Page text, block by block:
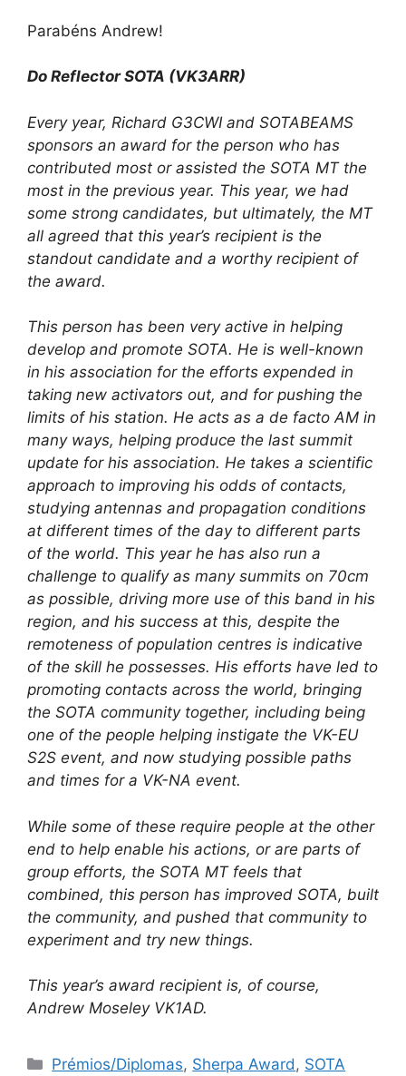
Parabéns Andrew!
Do Reflector SOTA (VK3ARR)
Every year, Richard G3CWI and SOTABEAMS
sponsors an award for the person who has
contributed most or assisted the SOTA MT the
most in the previous year. This year, we had
some strong candidates, but ultimately, the MT
all agreed that this year’s recipient is the
standout candidate and a worthy recipient of
the award.
This person has been very active in helping
develop and promote SOTA. He is well-known
in his association for the efforts expended in
taking new activators out, and for pushing the
limits of his station. He acts as a de facto AM in
many ways, helping produce the last summit
update for his association. He takes a scientific
approach to improving his odds of contacts,
studying antennas and propagation conditions
at different times of the day to different parts
of the world. This year he has also run a
challenge to qualify as many summits on 70cm
as possible, driving more use of this band in his
region, and his success at this, despite the
remoteness of population centres is indicative
of the skill he possesses. His efforts have led to
promoting contacts across the world, bringing
the SOTA community together, including being
one of the people helping instigate the VK-EU
S2S event, and now studying possible paths
and times for a VK-NA event.
While some of these require people at the other
end to help enable his actions, or are parts of
group efforts, the SOTA MT feels that
combined, this person has improved SOTA, built
the community, and pushed that community to
experiment and try new things.
This year’s award recipient is, of course,
Andrew Moseley VK1AD.
Categorias
Prémios/Diplomas, Sherpa Award, SOTA